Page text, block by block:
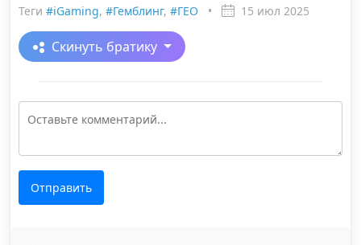
Теги #iGaming, #Гемблинг, #ГЕО • 15 июл 2025
Скинуть братику
Отправить